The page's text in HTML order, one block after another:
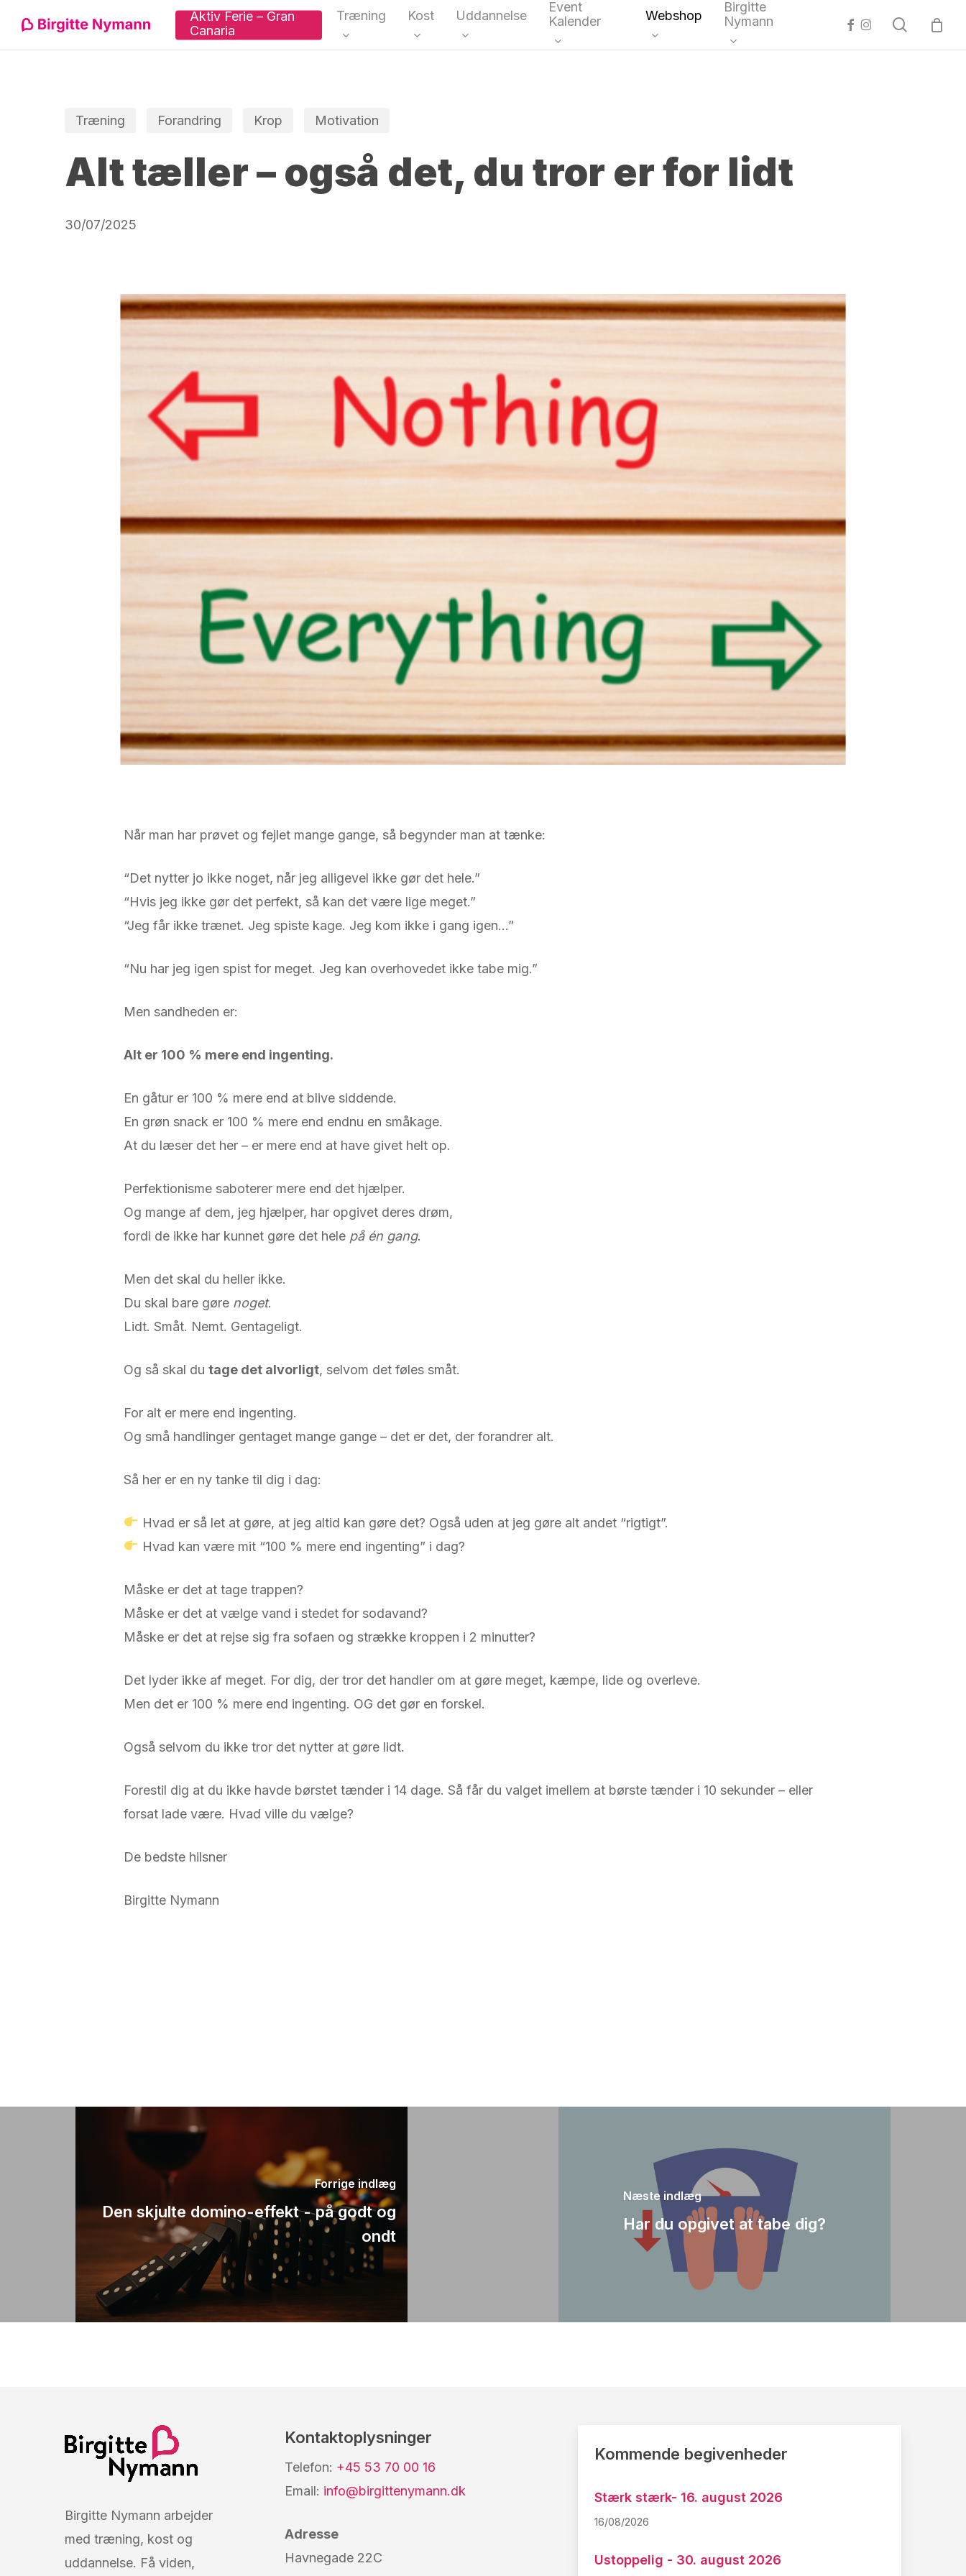
Tryk "enter" for at søge eller ESC for at lukke
Aktiv Ferie – Gran
Canaria
Træning Kost Uddannelse
Event
Kalender
Webshop
Birgitte
Nymann
facebook
instagram search
Træning Forandring Krop Motivation
Alt tæller – også det, du tror er for lidt
30/07/2025
Når man har prøvet og fejlet mange gange, så begynder man at tænke:
“Det nytter jo ikke noget, når jeg alligevel ikke gør det hele.”
“Hvis jeg ikke gør det perfekt, så kan det være lige meget.”
“Jeg får ikke trænet. Jeg spiste kage. Jeg kom ikke i gang igen…”
“Nu har jeg igen spist for meget. Jeg kan overhovedet ikke tabe mig.”
Men sandheden er:
Alt er 100 % mere end ingenting.
En gåtur er 100 % mere end at blive siddende.
En grøn snack er 100 % mere end endnu en småkage.
At du læser det her – er mere end at have givet helt op.
Perfektionisme saboterer mere end det hjælper.
Og mange af dem, jeg hjælper, har opgivet deres drøm,
fordi de ikke har kunnet gøre det hele på én gang.
Men det skal du heller ikke.
Du skal bare gøre noget.
Lidt. Småt. Nemt. Gentageligt.
Og så skal du tage det alvorligt, selvom det føles småt.
For alt er mere end ingenting.
Og små handlinger gentaget mange gange – det er det, der forandrer alt.
Så her er en ny tanke til dig i dag:
Hvad er så let at gøre, at jeg altid kan gøre det? Også uden at jeg gøre alt andet “rigtigt”.
Hvad kan være mit “100 % mere end ingenting” i dag?
Måske er det at tage trappen?
Måske er det at vælge vand i stedet for sodavand?
Måske er det at rejse sig fra sofaen og strække kroppen i 2 minutter?
Det lyder ikke af meget. For dig, der tror det handler om at gøre meget, kæmpe, lide og overleve.
Men det er 100 % mere end ingenting. OG det gør en forskel.
Også selvom du ikke tror det nytter at gøre lidt.
Forestil dig at du ikke havde børstet tænder i 14 dage. Så får du valget imellem at børste tænder i 10 sekunder – eller
forsat lade være. Hvad ville du vælge?
De bedste hilsner
Birgitte Nymann
Forrige indlæg
Den skjulte domino-effekt - på godt og
ondt
Næste indlæg
Har du opgivet at tabe dig?
Birgitte Nymann arbejder
med træning, kost og
uddannelse. Få viden,
Kontaktoplysninger
Telefon: +45 53 70 00 16
Email: info@birgittenymann.dk
Adresse
Havnegade 22C
Kommende begivenheder
Stærk stærk- 16. august 2026
16/08/2026
Ustoppelig - 30. august 2026